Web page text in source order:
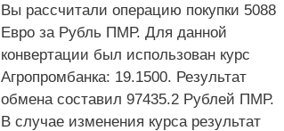
Вы рассчитали операцию покупки 5088
Евро за Рубль ПМР. Для данной
конвертации был использован курс
Агропромбанка: 19.1500. Результат
обмена составил 97435.2 Рублей ПМР.
В случае изменения курса результат